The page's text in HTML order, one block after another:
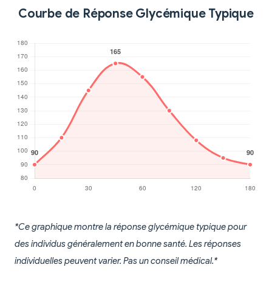
Courbe de Réponse Glycémique Typique
*Ce graphique montre la réponse glycémique typique pour
des individus généralement en bonne santé. Les réponses
individuelles peuvent varier. Pas un conseil médical.*